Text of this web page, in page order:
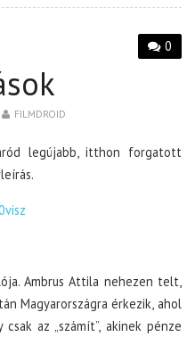
0
FILMDROID
legújabb, itthon forgatott
Ambrus Attila nehezen telt,
Magyarországra érkezik, ahol
az „számít”, akinek pénze